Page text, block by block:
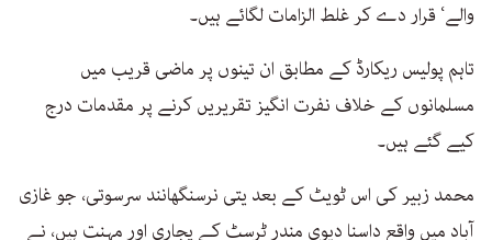
والے‘ قرار دے کر غلط الزامات لگائے ہیں۔
تاہم پولیس ریکارڈ کے مطابق ان تینوں پر ماضی قریب میں
مسلمانوں کے خلاف نفرت انگیز تقریریں کرنے پر مقدمات درج
کیے گئے ہیں۔
محمد زبیر کی اس ٹویٹ کے بعد یتی نرسنگھانند سرسوتی، جو غازی
آباد میں واقع داسنا دیوی مندر ٹرسٹ کے پجاری اور مہنت ہیں، نے